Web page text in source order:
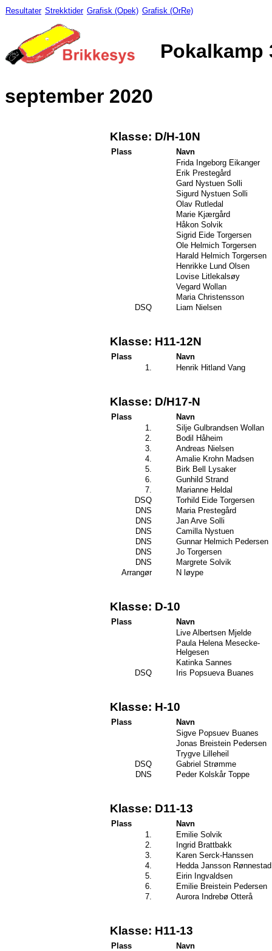
Resultater Strekktider Grafisk (Opek) Grafisk (OrRe)
Pokalkamp
september 2020
Klasse: D/H-10N
Plass
Navn
Frida Ingeborg Eikanger
Erik Prestegård
Gard Nystuen Solli
Sigurd Nystuen Solli
Olav Rutledal
Marie Kjærgård
Håkon Solvik
Sigrid Eide Torgersen
Ole Helmich Torgersen
Harald Helmich Torgersen
Henrikke Lund Olsen
Lovise Litlekalsøy
Vegard Wollan
Maria Christensson
DSQ
Liam Nielsen
Klasse: H11-12N
Plass
Navn
1.
Henrik Hitland Vang
Klasse: D/H17-N
Plass
Navn
1.
Silje Gulbrandsen Wollan
2.
Bodil Håheim
3.
Andreas Nielsen
4.
Amalie Krohn Madsen
5.
Birk Bell Lysaker
6.
Gunhild Strand
7.
Marianne Heldal
DSQ
Torhild Eide Torgersen
DNS
Maria Prestegård
DNS
Jan Arve Solli
DNS
Camilla Nystuen
DNS
Gunnar Helmich Pedersen
DNS
Jo Torgersen
DNS
Margrete Solvik
Arrangør
N løype
Klasse: D-10
Plass
Navn
Live Albertsen Mjelde
Paula Helena Mesecke-
Helgesen
Katinka Sannes
DSQ
Iris Popsueva Buanes
Klasse: H-10
Plass
Navn
Sigve Popsuev Buanes
Jonas Breistein Pedersen
Trygve Lilleheil
DSQ
Gabriel Strømme
DNS
Peder Kolskår Toppe
Klasse: D11-13
Plass
Navn
1.
Emilie Solvik
2.
Ingrid Brattbakk
3.
Karen Serck-Hanssen
4.
Hedda Jansson Rønnestad
5.
Eirin Ingvaldsen
6.
Emilie Breistein Pedersen
7.
Aurora Indrebø Otterå
Klasse: H11-13
Plass
Navn